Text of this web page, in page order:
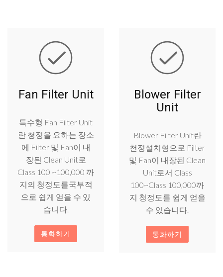
Fan Filter Unit
특수형 Fan Filter Unit
란 청정을 요하는 장소
에 Filter 및 Fan이 내
장된 Clean Unit로
Class 100 ~100,000 까
지의 청정도를국부적
으로 쉽게 얻을 수 있
습니다.
통화하기
Blower Filter
Unit
Blower Filter Unit란
천정설치형으로 Filter
및 Fan이 내장된 Clean
Unit로서 Class
100~Class 100,000까
지 청정도를 쉽게 얻을
수 있습니다.
통화하기